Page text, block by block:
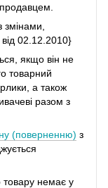
змінами,
02.12.2010}
якщо він не
товарний
а також
разом з
(поверненню) з
товару немає у